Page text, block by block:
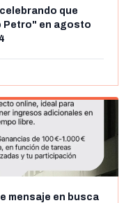
que
Petro" en agosto
mensaje en busca